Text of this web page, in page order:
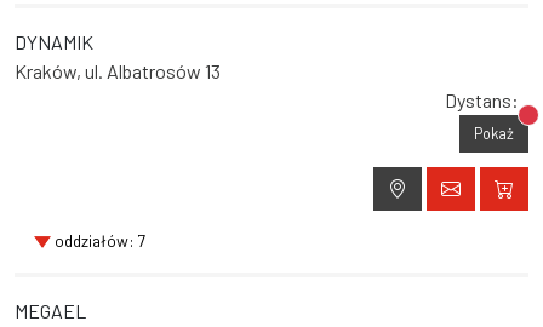
DYNAMIK
Kraków, ul. Albatrosów 13
Dystans:
Pokaż
oddziałów: 7
MEGAEL